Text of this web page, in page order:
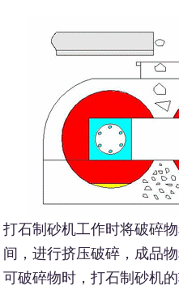
打石制砂机工作时将破碎
间，进行挤压破碎，成品
可破碎物时，打石制砂机